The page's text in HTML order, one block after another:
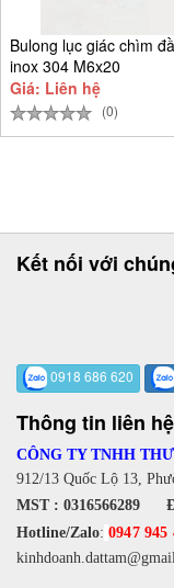
Bulong lục giác chìm
inox 304 M6x20
Giá: Liên hệ
(0)
Kết nối với
0918 686 620
Thông tin liên hệ
CÔNG TY TNHH
912/13 Quốc Lộ 13,
MST : 0316566289
Hotline/Zalo: 0947 945